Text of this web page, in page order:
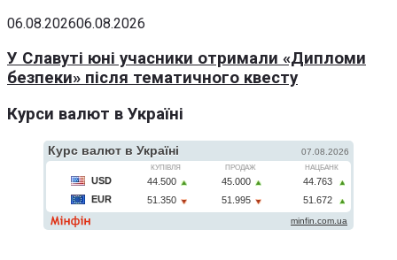
06.08.202606.08.2026
У Славуті юні учасники отримали «Дипломи
безпеки» після тематичного квесту
Курси валют в Україні